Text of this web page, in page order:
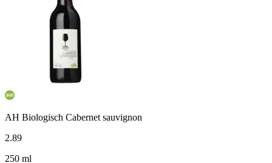
AH Biologisch Cabernet sauvignon
2.89
250 ml